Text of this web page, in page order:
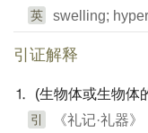
英 swelling;
引证解释
⒈ (生物体或生物体
引
《礼记·礼器